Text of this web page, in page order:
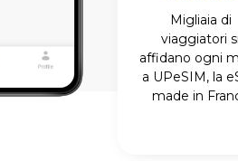
Migliaia di
viaggiatori si
affidano ogni
a UPeSIM, la
made in